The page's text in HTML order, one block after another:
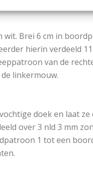
wit. Brei 6 cm in
hierin verdeeld
van de
linkermouw.
doek en laat
over 3 nld 3 mm
1 tot een